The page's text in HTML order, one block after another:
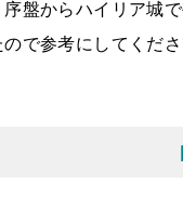
盤からハイリア城
で参考にしてくださ